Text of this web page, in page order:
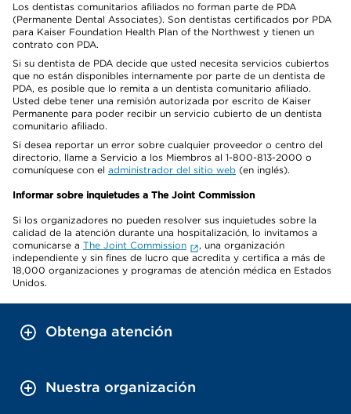
Los dentistas comunitarios afiliados no forman parte de PDA
(Permanente Dental Associates). Son dentistas certificados por PDA
para Kaiser Foundation Health Plan of the Northwest y tienen un
contrato con PDA.
Si su dentista de PDA decide que usted necesita servicios cubiertos
que no están disponibles internamente por parte de un dentista de
PDA, es posible que lo remita a un dentista comunitario afiliado.
Usted debe tener una remisión autorizada por escrito de Kaiser
Permanente para poder recibir un servicio cubierto de un dentista
comunitario afiliado.
Si desea reportar un error sobre cualquier proveedor o centro del
directorio, llame a Servicio a los Miembros al 1-800-813-2000 o
comuníquese con el administrador del sitio web (en inglés).
Informar sobre inquietudes a The Joint Commission
Si los organizadores no pueden resolver sus inquietudes sobre la
calidad de la atención durante una hospitalización, lo invitamos a
comunicarse a The Joint Commission
, una organización
independiente y sin fines de lucro que acredita y certifica a más de
18,000 organizaciones y programas de atención médica en Estados
Unidos.
Obtenga atención
Nuestra organización